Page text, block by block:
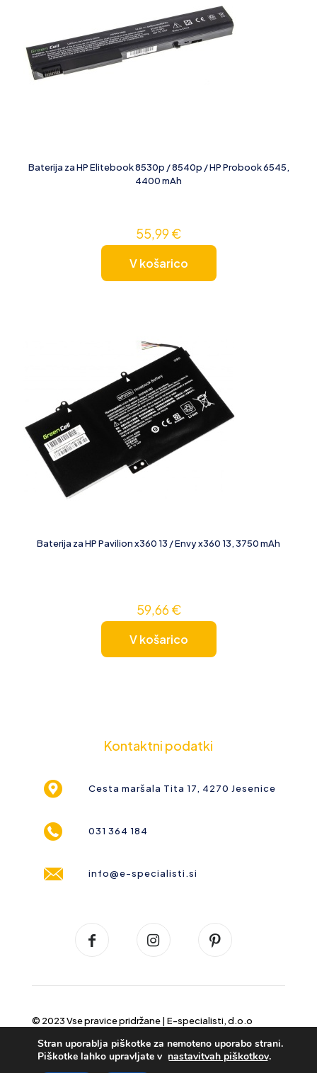
Baterija za HP Elitebook 8530p / 8540p / HP Probook 6545,
4400 mAh
55,99€
V košarico
Baterija za HP Pavilion x360 13 / Envy x360 13, 3750 mAh
59,66€
V košarico
Kontaktni podatki
Cesta maršala Tita 17, 4270 Jesenice
031 364 184
info@e-specialisti.si
© 2023 Vse pravice pridržane | E-specialisti, d.o.o
Stran uporablja piškotke za nemoteno uporabo strani.
Piškotke lahko upravljate v nastavitvah piškotkov.